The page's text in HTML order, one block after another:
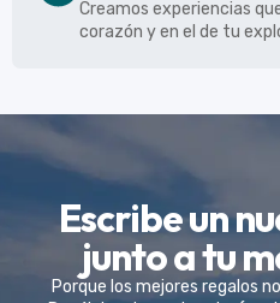
Creamos experiencias
corazón y en el de tu
Escribe un
junto a tu
Porque los mejores regalos